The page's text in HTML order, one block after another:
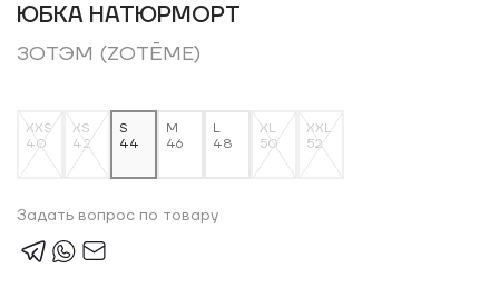
ЮБКА НАТЮРМОРТ
ЗОТЭМ (ZOTĒME)
XXS
40
XS
42
S
44
M
46
L
48
XL
50
XXL
52
Задать вопрос по товару